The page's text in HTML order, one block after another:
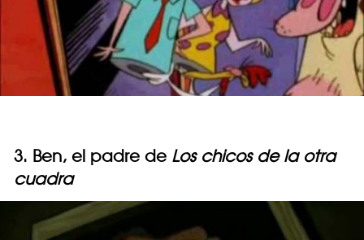
3. Ben, el padre de Los chicos de la otra
cuadra